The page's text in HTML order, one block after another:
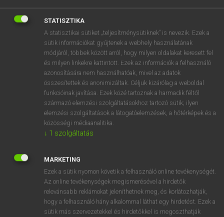
Díjmentes angol szótár
fn kaliforniai ehető kagyló
keresése szótárainkban
DÍJMENTES ANGOL SZÓTÁR
abacus
STATISZTIKA
A statisztikai sütiket „teljesítménysütiknek” is nevezik. Ezek a
sütik információkat gyűjtenek a webhely használatának
módjáról, többek között arról, hogy milyen oldalakat keresett fel
és milyen linkekre kattintott. Ezek az információk a felhasználó
azonosítására nem használhatóak, mivel az adatok
összesítettek és anonimizáltak. Céljuk kizárólag a weboldal
funkcióinak javítása. Ezek közé tartoznak a harmadik féltől
származó elemzési szolgáltatásokhoz tartozó sütik; ilyen
elemzési szolgáltatások a látogatóelemzések, a hőtérképek és a
közösségi médiaanalitika.
↓ 1 szolgáltatás
MARKETING
Ezek a sütik nyomon követik a felhasználó online tevékenységét.
Az online tevékenységek megismerésével a hirdetők
relevánsabb reklámokat jeleníthetnek meg, és korlátozhatják,
hogy a felhasználó hány alkalommal láthat egy hirdetést. Ezek a
sütik más szervezetekkel és hirdetőkkel is megoszthatják
r t z u i o p ő ú
k l ű
n m , . AltGr